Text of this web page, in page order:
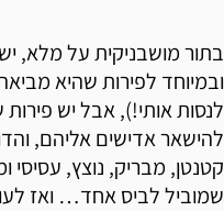
בתור מושבניקית על מלא,
ובמיוחד לפירות שהיא
לנסות אותי!), אבל יש
להישאר אדישים אליהם,
קטנטן, מבריק, נוצץ,
שמוביל לביס אחד… ואז